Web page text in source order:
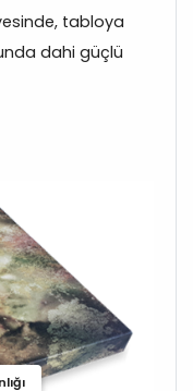
tabloya
dahi güçlü